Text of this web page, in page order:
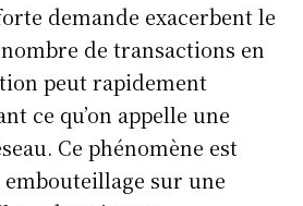
demande exacerbent le
de transactions en
peut rapidement
ce qu’on appelle une
Ce phénomène est
sur une